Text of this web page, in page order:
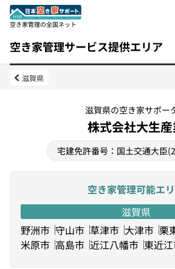
空き家管理の全国ネット
空き家管理サービス提供エリア
滋賀県
滋賀県の空き家サポー
株式会社大生
宅建免許番号：国土交通大臣
空き家管理可能エ
滋賀県
野洲市 守山市 草津市 大津市 栗
米原市 高島市 近江八幡市 東近